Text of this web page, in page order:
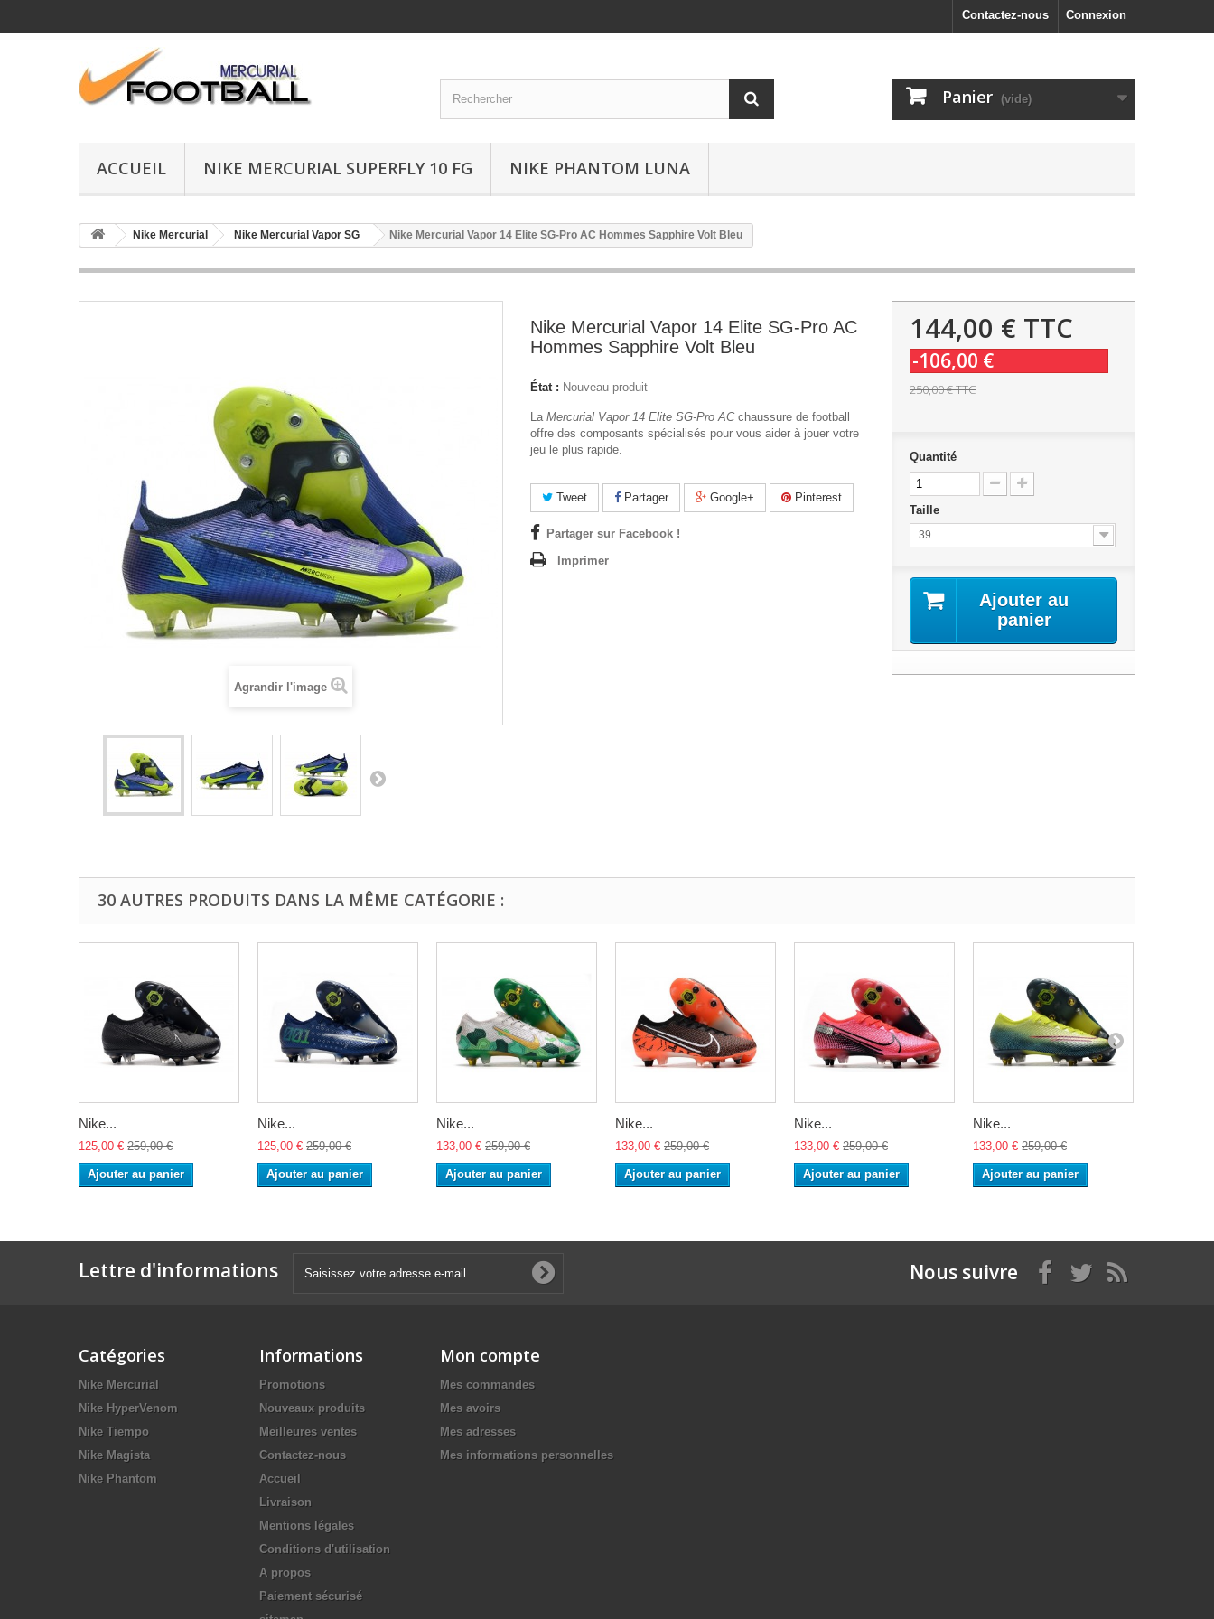
Connexion
Contactez-nous
Panier (vide)
ACCUEIL NIKE MERCURIAL SUPERFLY 10 FG NIKE PHANTOM LUNA
Nike Mercurial Nike Mercurial Vapor SG Nike Mercurial Vapor 14 Elite SG-Pro AC Hommes Sapphire Volt Bleu
Agrandir l'image
Nike Mercurial Vapor 14 Elite SG-Pro AC
Hommes Sapphire Volt Bleu
État : Nouveau produit
LaMercurial Vapor 14 Elite SG-Pro ACchaussure de football
offre des composants spécialisés pour vous aider à jouer votre
jeu le plus rapide.
Tweet Partager Google+ Pinterest
Partager sur Facebook !
Imprimer
144,00 € TTC
-106,00 €
250,00 €TTC
Quantité
Taille
39
Ajouter au
panier
30 AUTRES PRODUITS DANS LA MÊME CATÉGORIE :
Nike...
125,00 € 259,00 €
Ajouter au panier
Nike...
125,00 € 259,00 €
Ajouter au panier
Nike...
133,00 € 259,00 €
Ajouter au panier
Nike...
133,00 € 259,00 €
Ajouter au panier
Nike...
133,00 € 259,00 €
Ajouter au panier
Nike...
133,00 € 259,00 €
Ajouter au panier
Lettre d'informations Nous suivre
Catégories
Nike Mercurial
Nike HyperVenom
Nike Tiempo
Nike Magista
Nike Phantom
Informations
Promotions
Nouveaux produits
Meilleures ventes
Contactez-nous
Accueil
Livraison
Mentions légales
Conditions d'utilisation
A propos
Paiement sécurisé
Mon compte
Mes commandes
Mes avoirs
Mes adresses
Mes informations personnelles